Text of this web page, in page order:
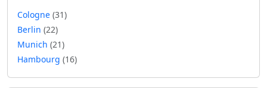
Cologne (31)
Berlin (22)
Munich (21)
Hambourg (16)